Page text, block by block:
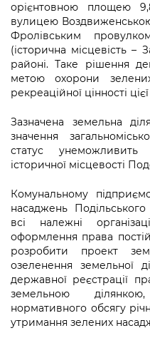
Рішення та
Проєкти
перебувають на
Рішення Київради
Контактна інформація
Графік роботи та
Вакансії
Статистика
Звернення громадян
Регуляторна
Промисловість і
Підприємства,
Освіта та навчальні
Дороги, транспорт
Навколишнє
Містобудування та
Культура, спорт,
Бізнес та
Фінанси та бюджет
Безпека та
Ритуальні послуги
Іноземцям / For
Пам'ятки культурної
Громадська
Громадський бюджет
Консультації з
Громадська рада
Петиції
Відкритий бюджет
Контактний центр
Допомога
Рада з питань
осіб при Київській
адміністрації
«Ініціатива
Уряд» – місцевий
Інформація з
Подати запит онлайн
Проекти нормативно-
Нормативна база
Питання і відповіді
Порядок оскарження
бездіяльності
Звіти про
публічну інформацію
Інформація для
Медіагалерея
Підписатися на
КМДА / Subscribe to
from the KCSA
Accreditation process
Подати
Submitting a media
Зйомки в лікарнях в
стану / Rules for
hospitals at work
Контакти для медіа
media
Портал Послуг
орієнтовною площею
вулицею
Фролівським
(історична місцевість –
районі. Таке рішення
метою охорони
рекреаційної цінності
Зазначена земельна
значення
статус
історичної місцевості
Комунальному
насаджень
всі належні
оформлення права
розробити проект
озеленення земельної
державної реєстрації
земельною
нормативного обсягу
утримання зелених